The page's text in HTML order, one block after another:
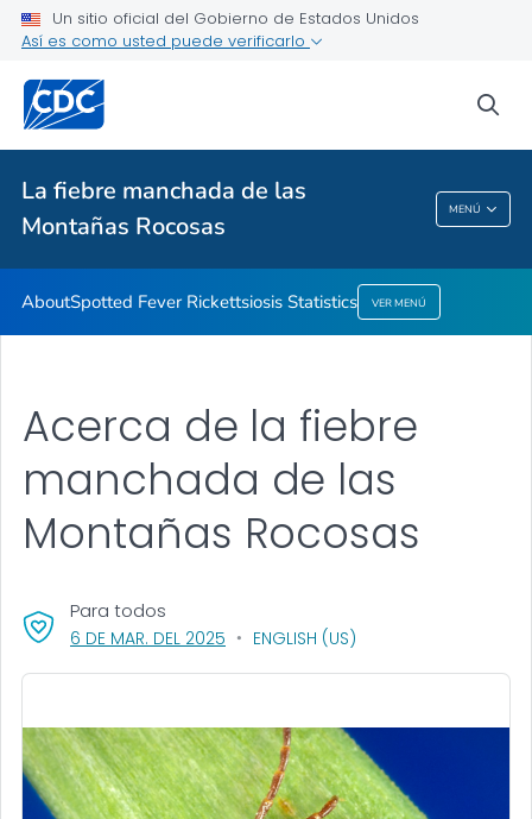
Un sitio oficial del Gobierno de Estados Unidos
Así es como usted puede verificarlo
La fiebre manchada de las
Montañas Rocosas
MENÚ
La Fiebre Manchada De Las Montañas
Rocosas
AboutSpotted Fever Rickettsiosis Statistics VER MENÚ
Acerca de la fiebre
manchada de las
Montañas Rocosas
6 DE MAR. DEL 2025 , VISIT LINK FOR DETAILS.
ENGLISH (US)
Para todos